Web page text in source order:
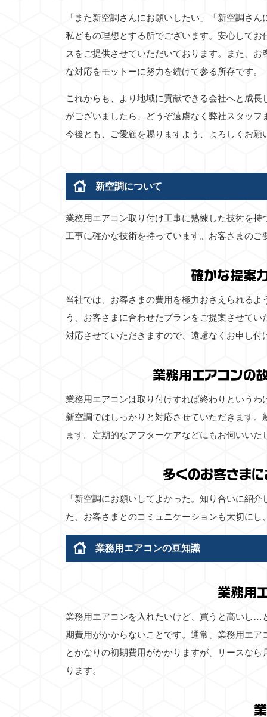
「また新空調さんにお願いしたい」「新空調さ
私どもの理想とする所でございます。安心して
スをご提供させていただいております。また、
な対応をモットーに努力を続けて参る所存です。
これからも、より地域に貢献できる会社へと成
がございましたら、どうぞ遠慮なく弊社スタッ
今後とも、ご愛顧を賜りますよう、よろしくお願
新空調について
業務用エアコン取り付け工事に熟練した技術を
工事に確かな技術を持っています。お客さまの
確かな提案
当社では、お客さまの費用を極力おさえられる
う、お客さまに合わせたプランをご提案させて
対応させていただきますので、遠慮なくお申し付
業務用エアコンの
業務用エアコンは取り付けすれば終わりという
新空調ではしっかりと対応させていただきます
ます。定期的なアフターケアなどにもお伺いい
多くのお客さま
「新空調にお願いしてよかった。知り合いに紹
た、お客さまとのコミュニケーションも大切に
業務用エアコンの豆知識
業務用
業務用エアコンを入れたいけど、買うと高いし…
期費用がかからないことです。通常、業務用エ
とかなりの初期費用がかかりますが、リースな
ります。